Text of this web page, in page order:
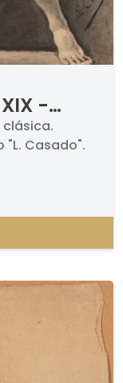
XIX -
clásica.
Casado".